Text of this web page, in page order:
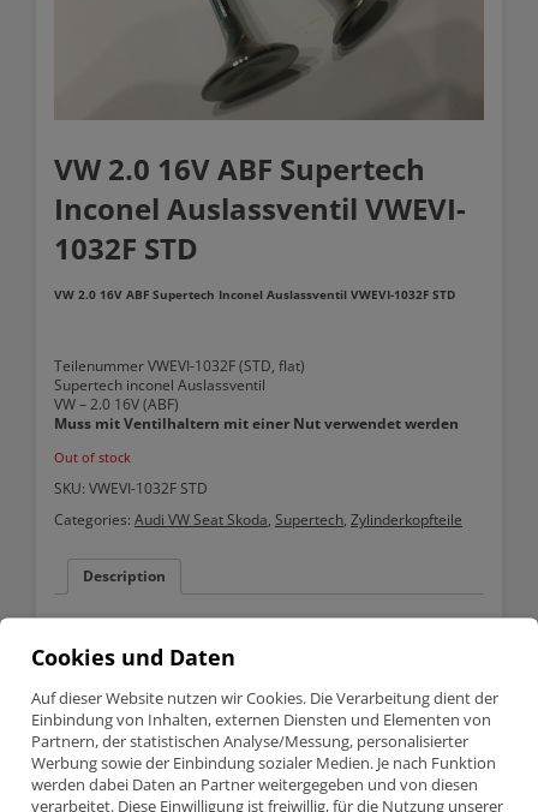
VW 2.0 16V ABF Supertech
Inconel Auslassventil VWEVI-
1032F STD
VW 2.0 16V ABF Supertech Inconel Auslassventil VWEVI-1032F STD
Teilenummer VWEVI-1032F (STD, flat)
Supertech inconel Auslassventil
VW – 2.0 16V (ABF)
Muss mit Ventilhaltern mit einer Nut verwendet werden
Out of stock
SKU: VWEVI-1032F STD
Categories: Audi VW Seat Skoda, Supertech, Zylinderkopfteile
Description
Description
VW 2.0 16V ABF Supertech Inconel Auslassventil VWEVI-1032F STD
Teilenummer VWEVI-1032F (STD, flat)
Supertech inconel Auslassventil
VW – 2.0 16V (ABF)
Cookies und Daten
Auf dieser Website nutzen wir Cookies. Die Verarbeitung dient der
Einbindung von Inhalten, externen Diensten und Elementen von
Partnern, der statistischen Analyse/Messung, personalisierter
Werbung sowie der Einbindung sozialer Medien. Je nach Funktion
werden dabei Daten an Partner weitergegeben und von diesen
verarbeitet. Diese Einwilligung ist freiwillig, für die Nutzung unserer